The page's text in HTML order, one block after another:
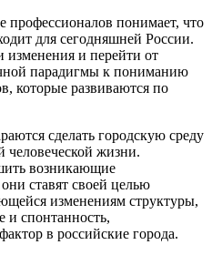
профессионалов понимает, что
для сегодняшней России.
изменения и перейти от
парадигмы к пониманию
которые развиваются по
сделать городскую среду
человеческой жизни.
возникающие
ставят своей целью
изменениям структуры,
и спонтанность,
в российские города.